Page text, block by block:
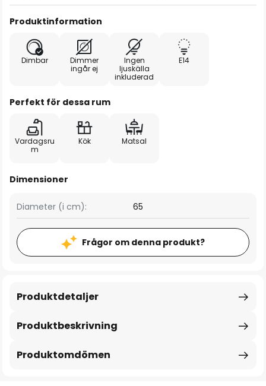
Produktinformation
Dimbar
Dimmer
ingår ej
Ingen
ljuskälla
inkluderad
E14
Perfekt för dessa rum
Vardagsru
m
Kök Matsal
Dimensioner
Diameter (i cm): 65
Frågor om denna produkt?
Produktbeskrivning
Produktdetaljer
Produktomdömen